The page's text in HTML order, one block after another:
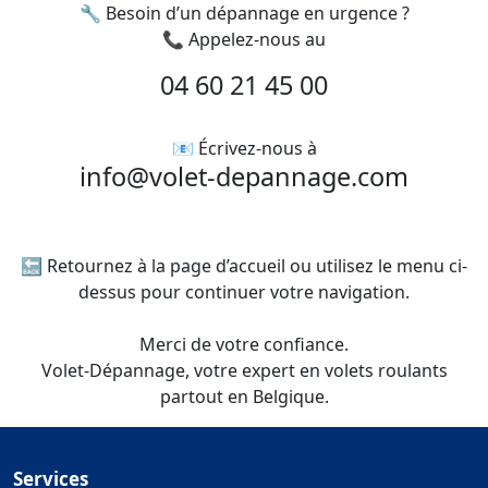
🔧 Besoin d’un dépannage en urgence ?
📞 Appelez-nous au
04 60 21 45 00
📧 Écrivez-nous à
info@volet-depannage.com
🔙 Retournez à la page d’accueil ou utilisez le menu ci-
dessus pour continuer votre navigation.
Merci de votre confiance.
Volet-Dépannage, votre expert en volets roulants
partout en Belgique.
Services